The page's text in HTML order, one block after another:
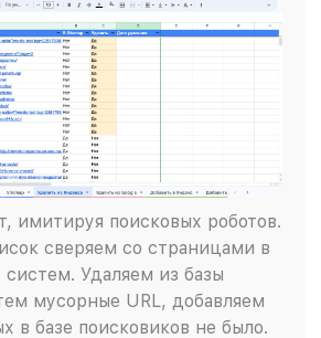
имитируя поисковых роботов.
сверяем со страницами в
систем. Удаляем из базы
мусорные URL, добавляем
в базе поисковиков не было.